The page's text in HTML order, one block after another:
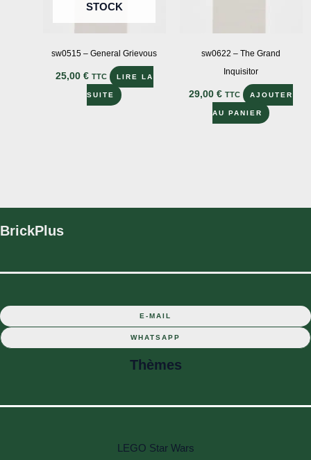
produit
STOCK
sw0515 – General Grievous
25,00 € TTC LIRE LA
SUITE
sw0622 – The Grand
Inquisitor
29,00€ TTC AJOUTER
AU PANIER
BrickPlus
E-MAIL
WHATSAPP
Thèmes
LEGO Star Wars